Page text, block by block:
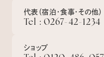
代表（宿泊・食事・その他）
Tel : 0267-42-1234
ショップ